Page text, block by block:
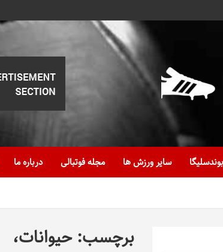
بوندسلیگا سایر ورزش ها مجله فوتبالی درباره ما
برچسب:حیوانات،